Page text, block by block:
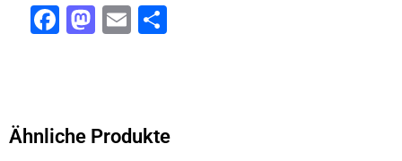
F
b
M
d
E
Ähnliche Produkte